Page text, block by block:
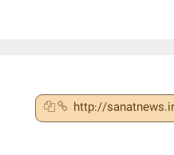
http://